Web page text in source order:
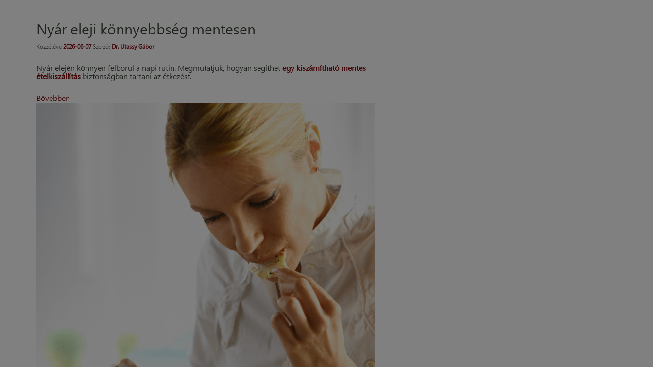
Nyár eleji könnyebbség mentesen
Közzétéve 2026-06-07Szerző: Dr. Utassy Gábor
Nyár elején könnyen felborul a napi rutin. Megmutatjuk, hogyan segíthetegy kiszámítható mentes
ételkiszállításbiztonságban tartani az étkezést.
Bővebben